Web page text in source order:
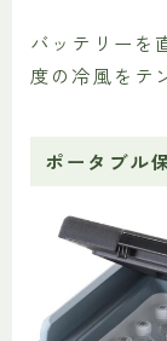
バッテリーを
度の冷風をテ
ポータブル